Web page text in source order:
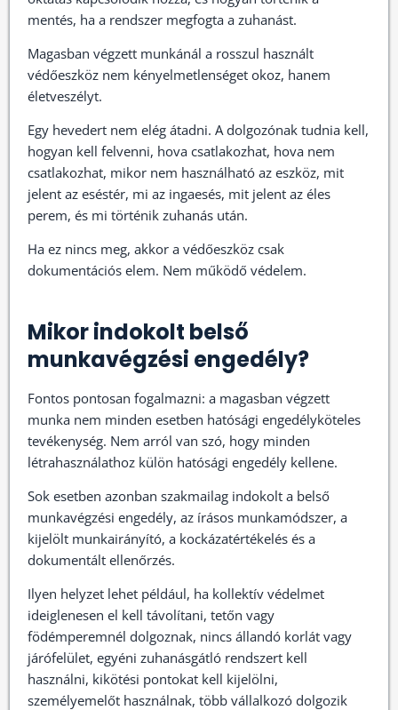
mentés, ha a rendszer megfogta a zuhanást.
Magasban végzett munkánál a rosszul használt
védőeszköz nem kényelmetlenséget okoz, hanem
életveszélyt.
Egy hevedert nem elég átadni. A dolgozónak tudnia kell,
hogyan kell felvenni, hova csatlakozhat, hova nem
csatlakozhat, mikor nem használható az eszköz, mit
jelent az eséstér, mi az ingaesés, mit jelent az éles
perem, és mi történik zuhanás után.
Ha ez nincs meg, akkor a védőeszköz csak
dokumentációs elem. Nem működő védelem.
Mikor indokolt belső
munkavégzési engedély?
Fontos pontosan fogalmazni: a magasban végzett
munka nem minden esetben hatósági engedélyköteles
tevékenység. Nem arról van szó, hogy minden
létrahasználathoz külön hatósági engedély kellene.
Sok esetben azonban szakmailag indokolt a belső
munkavégzési engedély, az írásos munkamódszer, a
kijelölt munkairányító, a kockázatértékelés és a
dokumentált ellenőrzés.
Ilyen helyzet lehet például, ha kollektív védelmet
ideiglenesen el kell távolítani, tetőn vagy
födémperemnél dolgoznak, nincs állandó korlát vagy
járófelület, egyéni zuhanásgátló rendszert kell
használni, kikötési pontokat kell kijelölni,
személyemelőt használnak, több vállalkozó dolgozik